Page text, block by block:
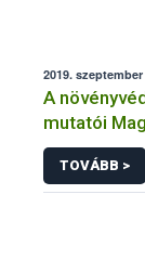
2019.
A
mutatói
TOVÁBB >